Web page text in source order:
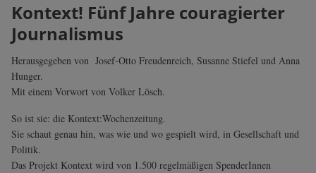
Kontext! Fünf Jahre couragierter
Journalismus
Herausgegeben von Josef-Otto Freudenreich, Susanne Stiefel und Anna
Hunger.
Mit einem Vorwort von Volker Lösch.
So ist sie: die Kontext:Wochenzeitung.
Sie schaut genau hin, was wie und wo gespielt wird, in Gesellschaft und
Politik.
Das Projekt Kontext wird von 1.500 regelmäßigen SpenderInnen